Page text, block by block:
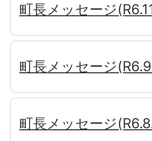
町長メッセージ
町長メッセージ
町長メッセージ